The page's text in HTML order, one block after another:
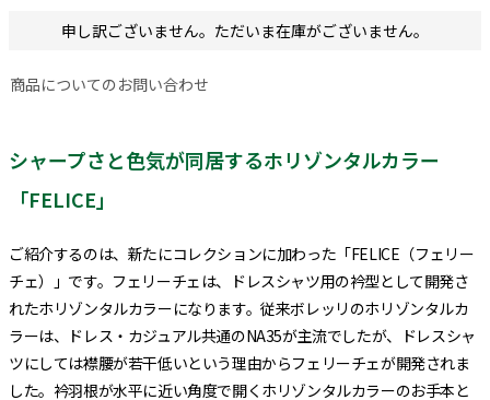
申し訳ございません。ただいま在庫がございません。
商品についてのお問い合わせ
シャープさと色気が同居するホリゾンタルカラー
「FELICE」
ご紹介するのは、新たにコレクションに加わった「FELICE（フェリー
チェ）」です。フェリーチェは、ドレスシャツ用の衿型として開発さ
れたホリゾンタルカラーになります。従来ボレッリのホリゾンタルカ
ラーは、ドレス・カジュアル共通のNA35が主流でしたが、ドレスシャ
ツにしては襟腰が若干低いという理由からフェリーチェが開発されま
した。衿羽根が水平に近い角度で開くホリゾンタルカラーのお手本と